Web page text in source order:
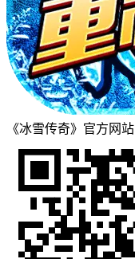
《冰雪传奇》官方网站